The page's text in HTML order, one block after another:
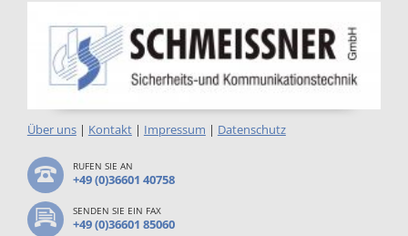
Über uns| Kontakt| Impressum | Datenschutz
RUFEN SIE AN
+49 (0)36601 40758
SENDEN SIE EIN FAX
+49 (0)36601 85060